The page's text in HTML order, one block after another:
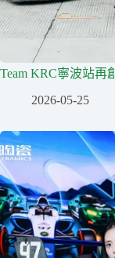
Team KRC寧波站再
2026-05-25